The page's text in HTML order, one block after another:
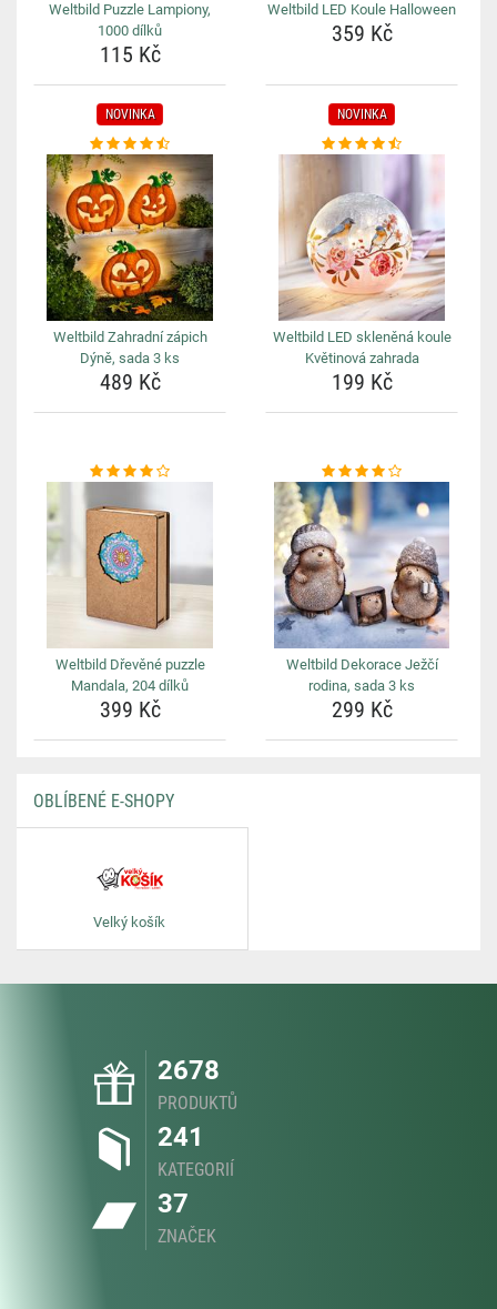
Weltbild Puzzle Lampiony,
1000 dílků
115 Kč
Weltbild LED Koule Halloween
359 Kč
NOVINKA
Weltbild Zahradní zápich
Dýně, sada 3 ks
489 Kč
NOVINKA
Weltbild LED skleněná koule
Květinová zahrada
199 Kč
Weltbild Dřevěné puzzle
Mandala, 204 dílků
399 Kč
Weltbild Dekorace Ježčí
rodina, sada 3 ks
299 Kč
OBLÍBENÉ E-SHOPY
Velký košík
2678
PRODUKTŮ
241
KATEGORIÍ
37
ZNAČEK